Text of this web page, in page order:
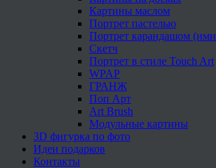
Картины маслом
Портрет пастелью
Портрет карандашом
Скетч
Портрет в стиле Touch Art
WPAP
ГРАНЖ
Поп Арт
Art Brush
Модульные картины
3D фигурка по фото
Идеи подарков
Контакты